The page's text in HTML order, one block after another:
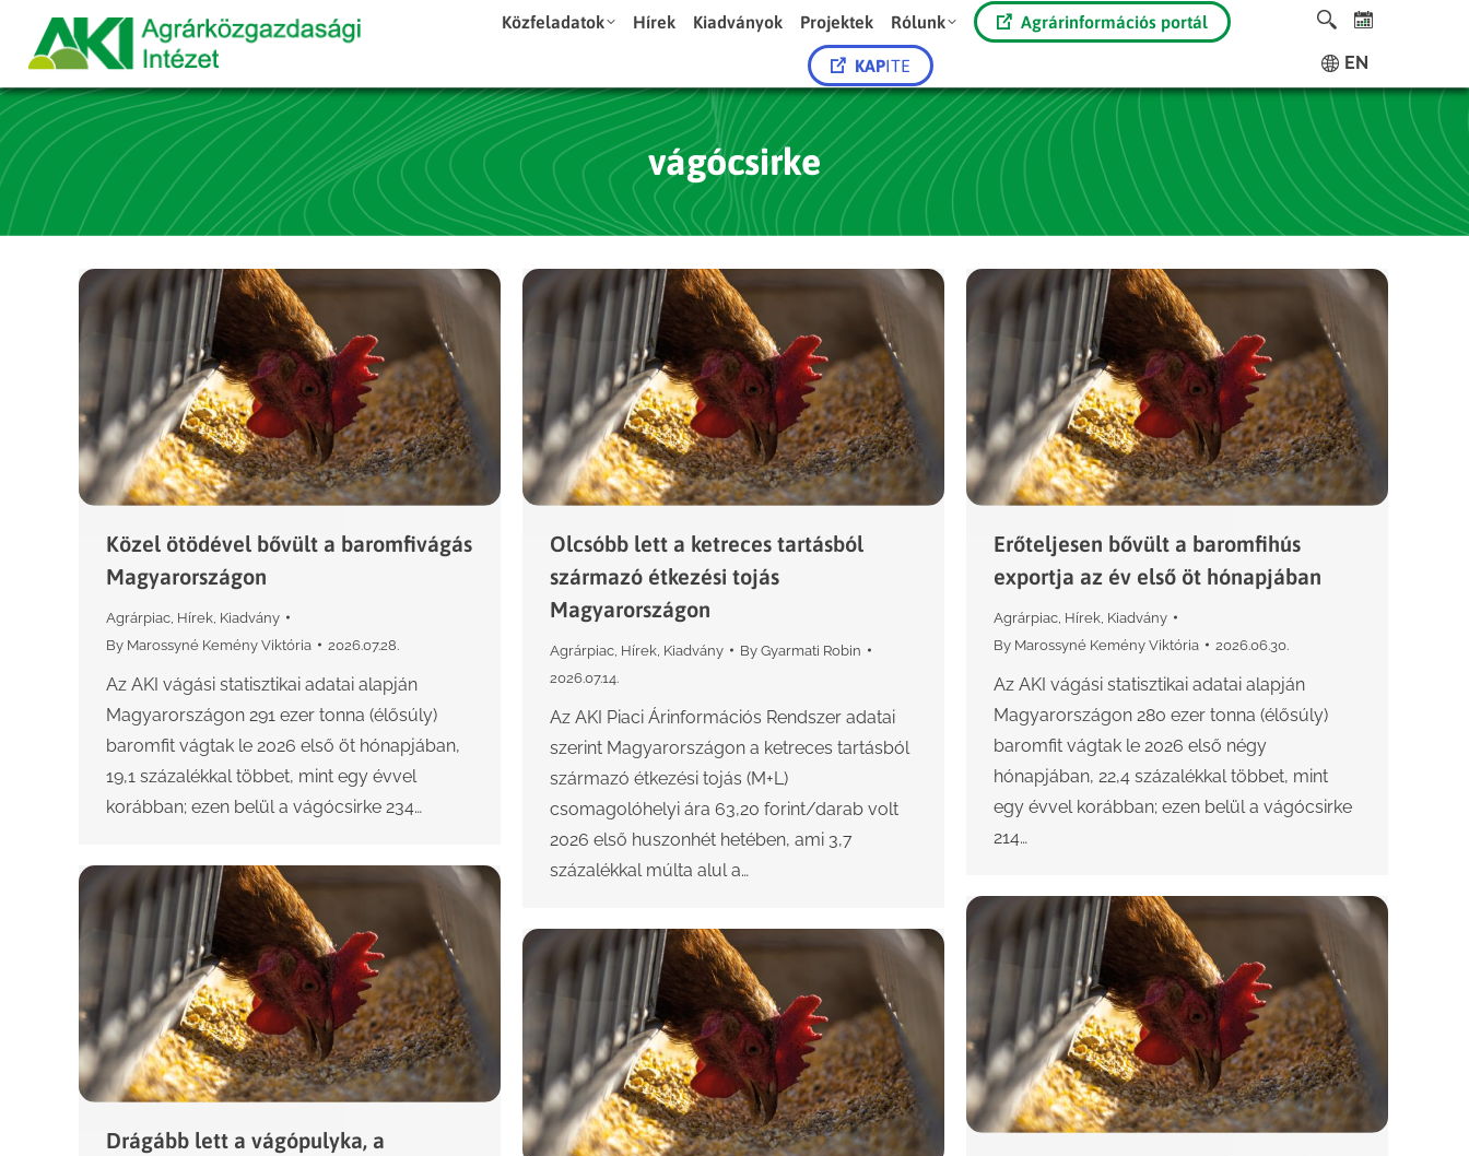
Közfeladatok Hírek Kiadványok Projektek Rólunk Agrárinformációs portál
KAPITE EN
vágócsirke
Közel ötödével bővült a baromfivágás
Magyarországon
Agrárpiac Hírek Kiadvány
By Marossyné Kemény Viktória 2026.07.28.
Az AKI vágási statisztikai adatai alapján
Magyarországon 291 ezer tonna (élősúly)
baromfit vágtak le 2026 első öt hónapjában,
19,1 százalékkal többet, mint egy évvel
korábban; ezen belül a vágócsirke 234…
Olcsóbb lett a ketreces tartásból
származó étkezési tojás
Magyarországon
Agrárpiac Hírek Kiadvány By Gyarmati Robin
2026.07.14.
Az AKI Piaci Árinformációs Rendszer adatai
szerint Magyarországon a ketreces tartásból
származó étkezési tojás (M+L)
csomagolóhelyi ára 63,20 forint/darab volt
2026 első huszonhét hetében, ami 3,7
százalékkal múlta alul a…
Erőteljesen bővült a baromfihús
exportja az év első öt hónapjában
Agrárpiac Hírek Kiadvány
By Marossyné Kemény Viktória 2026.06.30.
Az AKI vágási statisztikai adatai alapján
Magyarországon 280 ezer tonna (élősúly)
baromfit vágtak le 2026 első négy
hónapjában, 22,4 százalékkal többet, mint
egy évvel korábban; ezen belül a vágócsirke
214…
Drágább lett a vágópulyka, a